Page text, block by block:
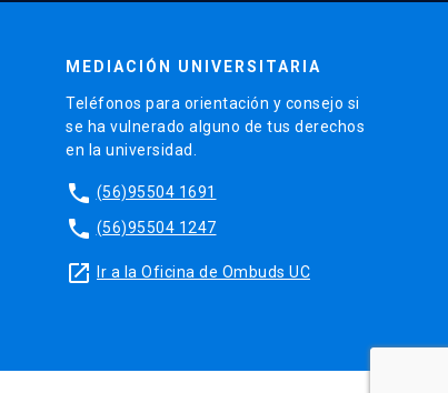
MEDIACIÓN UNIVERSITARIA
Teléfonos para orientación y consejo si
se ha vulnerado alguno de tus derechos
en la universidad.
phone (56)95504 1691
phone (56)95504 1247
launch Ir a la Oficina de Ombuds UC